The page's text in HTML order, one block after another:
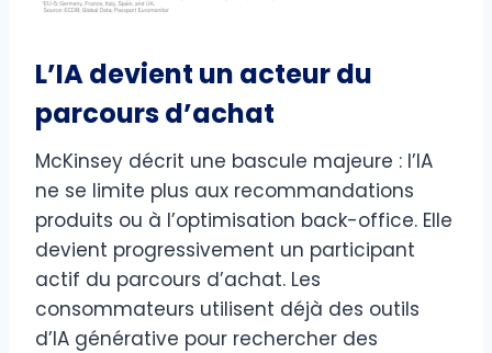
L’IA devient un acteur du
parcours d’achat
McKinsey décrit une bascule majeure : l’IA
ne se limite plus aux recommandations
produits ou à l’optimisation back-office. Elle
devient progressivement un participant
actif du parcours d’achat. Les
consommateurs utilisent déjà des outils
d’IA générative pour rechercher des